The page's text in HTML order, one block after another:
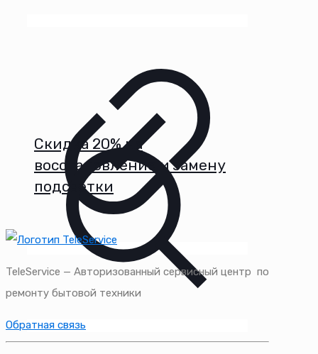
Скидка 20% на
восстановление и замену
подсветки
TeleService — Авторизованный сервисный центр по
ремонту бытовой техники
Обратная связь